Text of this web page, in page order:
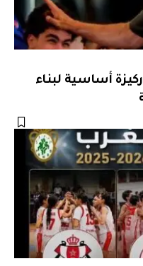
أساسية لبناء